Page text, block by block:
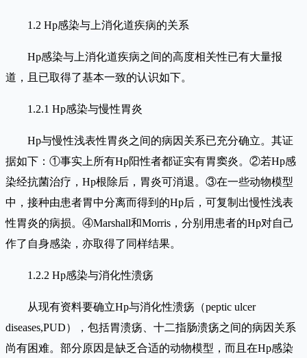
1.2 Hp感染与上消化道疾病的关系
Hp感染与上消化道疾病之间的高度相关性已有大量报
道，且已取得了基本一致的认识如下。
1.2.1 Hp感染与慢性胃炎
Hp与慢性浅表性胃炎之间的病因关系已充分确立。其证
据如下：①事实上所有Hp阳性者都证实有胃窦炎。②若Hp感
染经抗菌治疗，Hp根除后，胃炎可消退。③在一些动物模型
中，接种由患者胃中分离而得到的Hp后，可复制出慢性浅表
性胃炎的病损。④Marshall和Morris，分别用患者的Hp对自己
作了自身感染，亦取得了同样结果。
1.2.2 Hp感染与消化性溃疡
从现有资料要确立Hp与消化性溃疡（peptic ulcer
diseases,PUD），包括胃溃疡、十二指肠溃疡之间的病因关系
尚有困难。部分原因是缺乏合适的动物模型，而且在Hp感染